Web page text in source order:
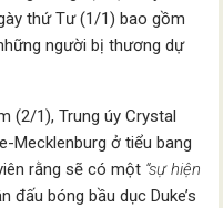
thứ Tư (1/1) bao gồm
người bị thương dự
(2/1), Trung úy Crystal
Mecklenburg ở tiểu bang
rằng sẽ có một “sự hiện
đấu bóng bầu dục Duke’s